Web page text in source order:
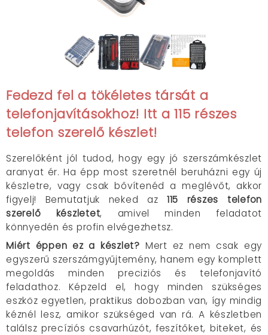
Fedezd fel a tökéletes társát a
telefonjavításokhoz! Itt a 115 részes
telefon szerelő készlet!
Szerelőként jól tudod, hogy egy jó szerszámkészlet
aranyat ér. Ha épp most szeretnél beruházni egy új
készletre, vagy csak bővítenéd a meglévőt, akkor
figyelj! Bemutatjuk neked az 115 részes telefon
szerelő készletet,
amivel minden feladatot
könnyedén és profin elvégezhetsz.
Miért éppen ez a készlet? Mert ez nem csak egy
egyszerű szerszámgyűjtemény, hanem egy komplett
megoldás minden preciziós és telefonjavító
feladathoz. Képzeld el,
hogy minden szükséges
eszköz egyetlen, praktikus dobozban van, így mindig
kéznél lesz, amikor szükséged van rá. A készletben
találsz precíziós csavarhúzót, feszítőket, biteket, és